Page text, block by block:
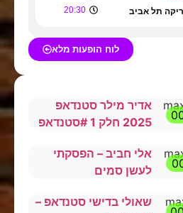
תל אביב 20:30
לוח הופעות מלא
אדיר מילר סטנדאפ
2025 חלק 1 #סטנדאפ
אלי חביב – הפסקתי
לעשן סמים
שאולי בדישי סטנדאפ –